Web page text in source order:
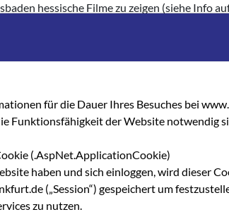
hessische Filme zu zeigen (siehe Info
mehr auf der folgenden Seite geschrieben.
Allee ist die Reaktion auf die
und dem Rückzug von Herrn
bleibt die Bosch-Fabrik als
der Zeit erkannt und schafft die
(sicl).
sie natürlich - den Vorteil, kurzfristig
demnächst nachziehen können. Das
die Arbeit professionalisiert
Oswalt, um dessen Verbleib wir uns
die während der
für die Dauer Ihres Besuches bei
Funktionsfähigkeit der Website notwendig
(.AspNet.ApplicationCookie)
haben und sich einloggen, wird dieser
(„Session“) gespeichert um
zu nutzen.